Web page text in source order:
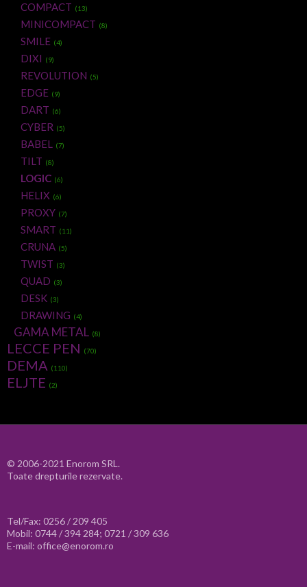
COMPACT (13)
MINICOMPACT (8)
SMILE (4)
DIXI (9)
REVOLUTION (5)
EDGE (9)
DART (6)
CYBER (5)
BABEL (7)
TILT (8)
LOGIC (6)
HELIX (6)
PROXY (7)
SMART (11)
CRUNA (5)
TWIST (3)
QUAD (3)
DESK (3)
DRAWING (4)
GAMA METAL (8)
LECCE PEN (70)
DEMA (110)
ELJTE (2)
© 2006-2021 Enorom SRL.
Toate drepturile rezervate.
Tel/Fax: 0256 / 209 405
Mobil: 0744 / 394 284; 0721 / 309 636
E-mail: office@enorom.ro